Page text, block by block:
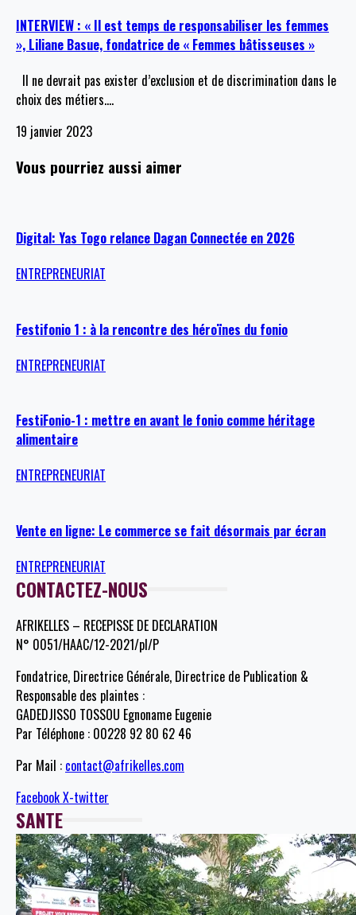
INTERVIEW : « Il est temps de responsabiliser les femmes
», Liliane Basue, fondatrice de « Femmes bâtisseuses »
Il ne devrait pas exister d’exclusion et de discrimination dans le
choix des métiers.…
19 janvier 2023
Vous pourriez aussi aimer
Digital: Yas Togo relance Dagan Connectée en 2026
ENTREPRENEURIAT
Festifonio 1 : à la rencontre des héroïnes du fonio
ENTREPRENEURIAT
FestiFonio-1 : mettre en avant le fonio comme héritage
alimentaire
ENTREPRENEURIAT
Vente en ligne: Le commerce se fait désormais par écran
ENTREPRENEURIAT
CONTACTEZ-NOUS
AFRIKELLES – RECEPISSE DE DECLARATION
N° 0051/HAAC/12-2021/pl/P
Fondatrice, Directrice Générale, Directrice de Publication &
Responsable des plaintes :
GADEDJISSO TOSSOU Egnoname Eugenie
Par Téléphone : 00228 92 80 62 46
Par Mail : contact@afrikelles.com
FacebookX-twitter
SANTE